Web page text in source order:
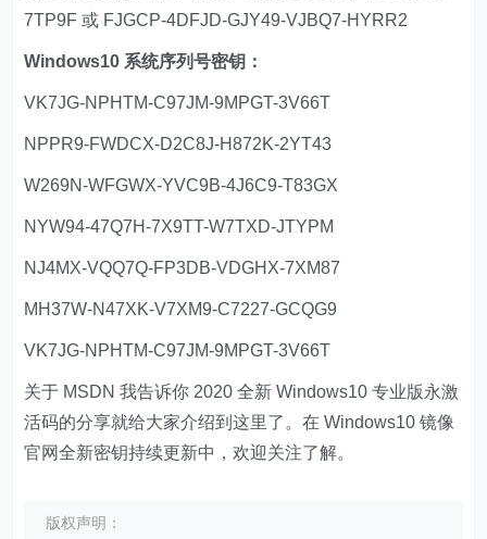
7TP9F 或 FJGCP-4DFJD-GJY49-VJBQ7-HYRR2
Windows10 系统序列号密钥：
VK7JG-NPHTM-C97JM-9MPGT-3V66T
NPPR9-FWDCX-D2C8J-H872K-2YT43
W269N-WFGWX-YVC9B-4J6C9-T83GX
NYW94-47Q7H-7X9TT-W7TXD-JTYPM
NJ4MX-VQQ7Q-FP3DB-VDGHX-7XM87
MH37W-N47XK-V7XM9-C7227-GCQG9
VK7JG-NPHTM-C97JM-9MPGT-3V66T
关于 MSDN 我告诉你 2020 全新 Windows10 专业版永激
活码的分享就给大家介绍到这里了。在 Windows10 镜像
官网全新密钥持续更新中，欢迎关注了解。
版权声明：